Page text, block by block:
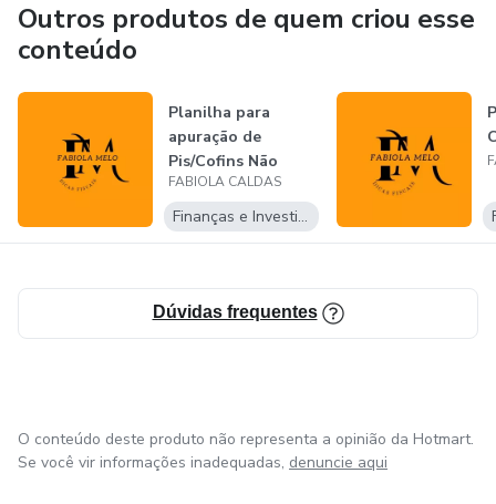
Outros produtos de quem criou esse
conteúdo
Planilha para
apuração de
Pis/Cofins Não
Cumulativo (foco
em...
FABIOLA CALDAS
Finanças e Investimentos
Dúvidas frequentes
O conteúdo deste produto não representa a opinião da Hotmart.
Se você vir informações inadequadas, denuncie aqui